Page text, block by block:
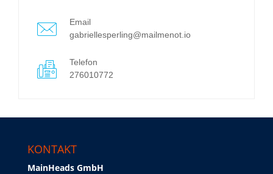
Email
gabriellesperling@mailmenot.io
Telefon
276010772
KONTAKT
MainHeads GmbH